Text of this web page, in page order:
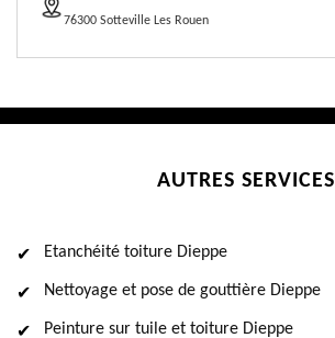
76300 Sotteville Les Rouen
AUTRES SERVICES
Etanchéité toiture Dieppe
Nettoyage et pose de gouttière Dieppe
Peinture sur tuile et toiture Dieppe